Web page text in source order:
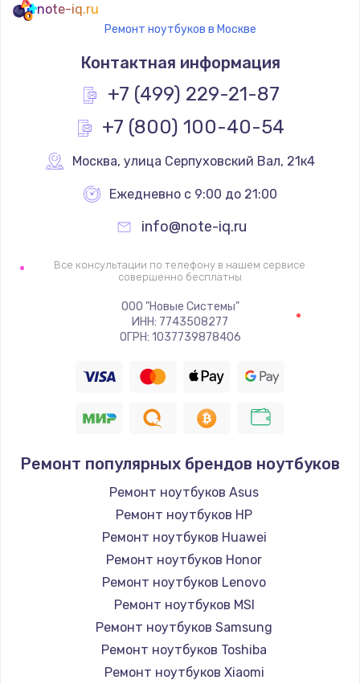
note-iq.ru
Ремонт ноутбуков в Москве
Контактная информация
+7 (499) 229-21-87
+7 (800) 100-40-54
Москва, улица Серпуховский Вал, 21к4
Ежедневно с 9:00 до 21:00
info@note-iq.ru
Все консультации по телефону в нашем сервисе
совершенно бесплатны
ООО "Новые Системы"
ИНН: 7743508277
ОГРН: 1037739878406
Ремонт популярных брендов ноутбуков
Ремонт ноутбуков Asus
Ремонт ноутбуков HP
Ремонт ноутбуков Huawei
Ремонт ноутбуков Honor
Ремонт ноутбуков Lenovo
Ремонт ноутбуков MSI
Ремонт ноутбуков Samsung
Ремонт ноутбуков Toshiba
Ремонт ноутбуков Xiaomi